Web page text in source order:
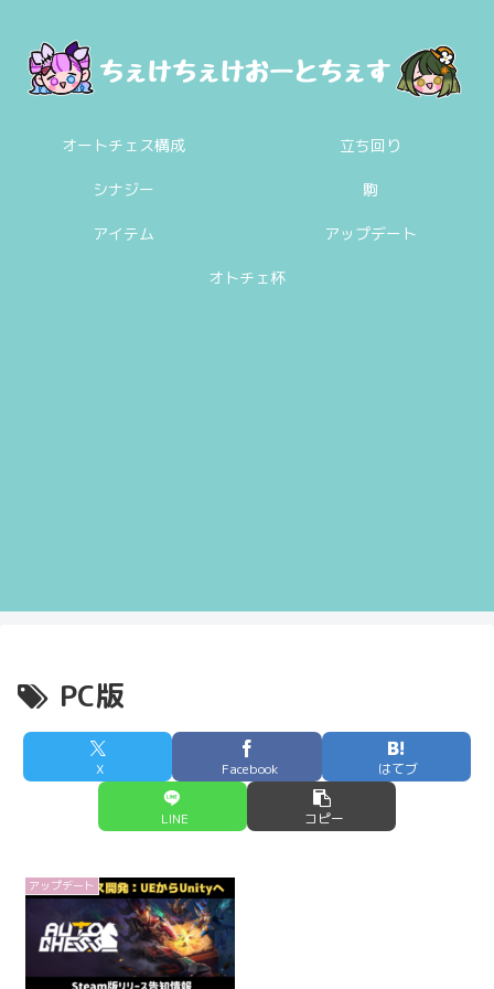
オートチェス構成 立ち回り
シナジー 駒
アイテム アップデート
オトチェ杯
PC版
X Facebook はてブ
LINE コピー
アップデート